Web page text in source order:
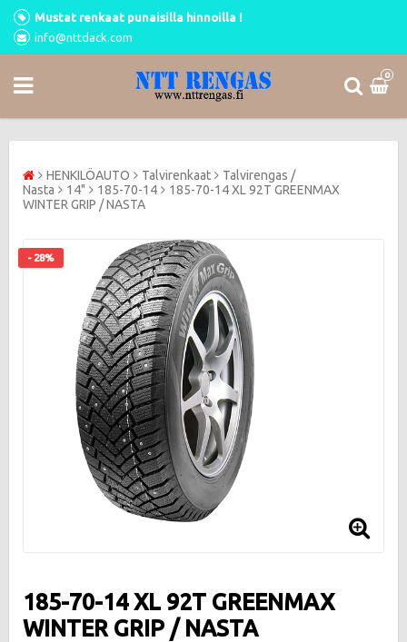
Mustat renkaat punaisilla hinnoilla !
info@nttdack.com
0
HENKILÖAUTO Talvirenkaat
Talvirengas /
Nasta
14" 185-70-14
185-70-14 XL 92T GREENMAX
WINTER GRIP / NASTA
- 28%
185-70-14 XL 92T GREENMAX
WINTER GRIP / NASTA